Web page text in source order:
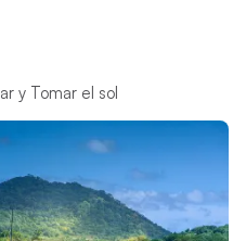
y Tomar el sol